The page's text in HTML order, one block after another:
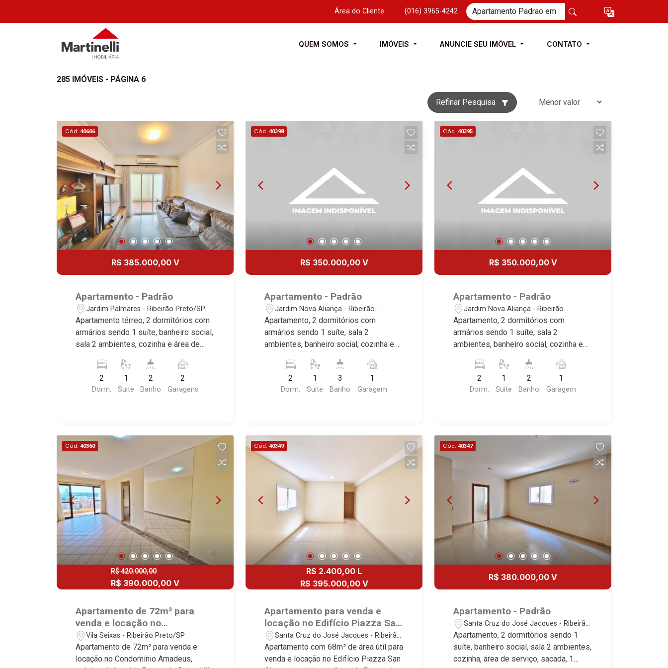
Área do Cliente (016) 3965-4242
QUEM SOMOS IMÓVEIS ANUNCIE SEU IMÓVEL CONTATO
285 IMÓVEIS - PÁGINA 6
Refinar Pesquisa
Cód. 40606
R$ 385.000,00 V
Apartamento - Padrão
Jardim Palmares - Ribeirão Preto/SP
Apartamento térreo, 2 dormitórios com
armários sendo 1 suíte, banheiro social,
sala 2 ambientes, cozinha e área de
excelente localização, próximo Rodovia
Anhanguera.
2
Dorm.
1
Suite
2
Banho
2
Garagens
Cód. 40398
R$ 350.000,00 V
Apartamento - Padrão
Jardim Nova Aliança - Ribeirão
Preto/SP
Apartamento, 2 dormitórios com
armários sendo 1 suíte, sala 2
ambientes, banheiro social, cozinha e
vaga coberta, excelente localização,
próximo a Faculdade UNIP.
2
Dorm.
1
Suite
3
Banho
1
Garagem
Cód. 40395
R$ 350.000,00 V
Apartamento - Padrão
Jardim Nova Aliança - Ribeirão
Preto/SP
Apartamento, 2 dormitórios com
armários sendo 1 suíte, sala 2
ambientes, banheiro social, cozinha e
vaga coberta, excelente localização,
próximo a Faculdade UNIP.
2
Dorm.
1
Suite
2
Banho
1
Garagem
Cód. 40360
R$ 420.000,00
R$ 390.000,00 V
Apartamento de 72m² para
venda e locação no
Condomínio Amadeus.
Excelente localização, próximo
à Avenida Portugal - Bairro Vila
Vila Seixas - Ribeirão Preto/SP
Apartamento de 72m² para venda e
locação no Condomínio Amadeus,
Cód. 40349
R$ 2.400,00 L
R$ 395.000,00 V
Apartamento para venda e
locação no Edifício Piazza San
Giovanni, próximo a Avenida
Portugal - Ribeirão Preto/SP.
Santa Cruz do José Jacques - Ribeirão
Preto/SP
Apartamento com 68m² de área útil para
venda e locação no Edifício Piazza San
Cód. 40347
R$ 380.000,00 V
Apartamento - Padrão
Santa Cruz do José Jacques - Ribeirão
Preto/SP
Apartamento, 2 dormitórios sendo 1
suíte, banheiro social, sala 2 ambientes,
cozinha, área de serviço, sacada, 1